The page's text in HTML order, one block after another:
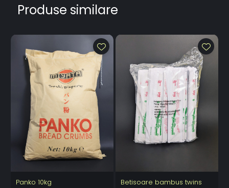
Produse similare
Panko 10kg
Betisoare bambus twins